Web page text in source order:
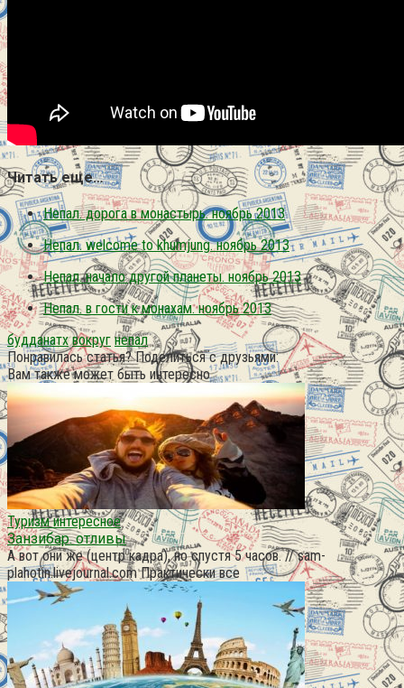
Читать еще…
Непал. дорога в монастырь. ноябрь 2013
Непал. welcome to khumjung. ноябрь 2013
Непал. начало другой планеты. ноябрь 2013
Непал. в гости к монахам. ноябрь 2013
будданатх вокруг непал
Понравилась статья? Поделиться с друзьями:
Вам также может быть интересно
Туризм интересное
Занзибар. отливы
А вот они же (центр кадра), но спустя 5 часов. // sam-
plahotin.livejournal.com Практически все